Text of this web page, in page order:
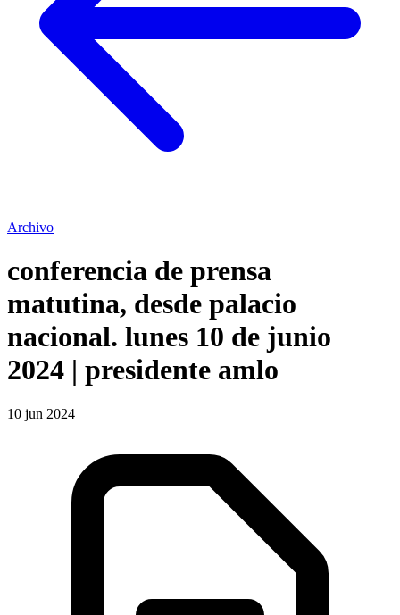
Archivo
conferencia de prensa
matutina, desde palacio
nacional. lunes 10 de junio
2024 | presidente amlo
10 jun 2024